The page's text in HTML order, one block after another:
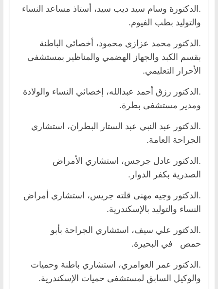
.الدكتورة وسام سيد ديب سيد، أستاذ مساعد النساء
والتوليد بطب الفيوم.
.الدكتور محمد عزازي محمود، أخصائي الباطنة
بقسم الكبد والجهاز الهضمي والمناظير بمستشفى
الأحرار التعليمي.
.الدكتور رزق أحمد عبدالله، إخصائي النساء والولادة
ومدير مستشفى بطرة.
.الدكتور عبد النبي عبد الستار البطران، استشاري
الجراحة العامة.
.الدكتور عادل جرجس، استشاري الأمراض
الصدرية بكفر الدوار.
.الدكتور وجيه مهنى قلته جريس، استشاري أمراض
النساء والتوليد بالإسكندرية.
.الدكتور علي سيف، استشاري الجراحة بأبو
حمص في البحيرة.
.الدكتور عمر العوامري، استشاري باطنة وحميات
والوكيل السابق لمستشفى حميات الإسكندرية.